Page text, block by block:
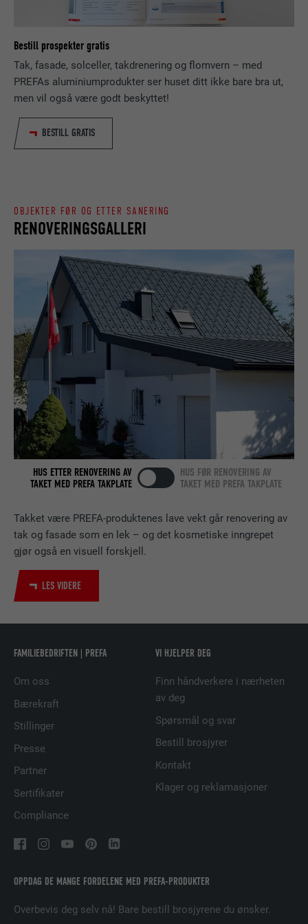
Bestill prospekter gratis
Tak, fasade, solceller, takdrenering og flomvern – med
PREFAs aluminiumprodukter ser huset ditt ikke bare bra ut,
men vil også være godt beskyttet!
BESTILL GRATIS
Takket være PREFA-produktenes lave vekt går renovering av
tak og fasade som en lek – og det kosmetiske inngrepet
gjør også en visuell forskjell.
LES VIDERE
RENOVERINGSGALLERI
OBJEKTER FØR OG ETTER SANERING
HUS ETTER RENOVERING AV
TAKET MED PREFA TAKPLATE
HUS FØR RENOVERING AV
TAKET MED PREFA TAKPLATE
OPPDAG DE MANGE FORDELENE MED PREFA-PRODUKTER
Overbevis deg selv nå! Bare bestill brosjyrene du ønsker.
FAMILIEBEDRIFTEN | PREFA
Om oss
Bærekraft
Stillinger
Presse
Partner
Sertifikater
Compliance
VI HJELPER DEG
Finn håndverkere i nærheten
av deg
Spørsmål og svar
Bestill brosjyrer
Kontakt
Klager og reklamasjoner
besøkende eller nettstedet fungerer.
TILBYDER Google Optimize
FORLØP 90 dager
Brukes for å teste om nettleseren tillater
ads.linkedin.com
FORMÅL
Lagrer hvilket språk brukeren har valgt for
nettstedet.
NAVN
FORMÅL
inneholder et innebygd «Følg oss»-vindu.
NAVN bcookie
TILBYDER LinkedIn
FORLØP 2 år
FORMÅL
Bruk av SoMe-tjenesten LinkedIn for å
følge bruken av innebygde tjenester.
NAVN bscookie
TILBYDER LinkedIn
FORMÅL
Bruk av SoMe-tjenesten LinkedIn for å
følge bruken av innebygde tjenester.
NAVN
TILBYDER LinkedIn
FORLØP 29 dager
FORMÅL
Brukes for å sikre at det riktige SameSite-
attributet er tilgjengelig for alle
informasjonskapslene i denne nettleseren
TILBYDER
FORLØP
Brukt av SoMe-tjenesten LinkedIn for å
NAVN lissc